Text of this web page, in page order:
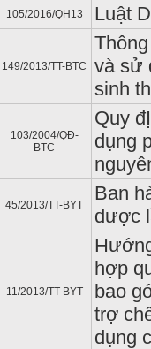
105/2016/QH13 Luật
149/2013/TT-BTC
và sử
sinh
103/2004/QĐ-
BTC
Quy
dụng
45/2013/TT-BYT
Ban
dược
11/2013/TT-BYT
hợp
bao
trợ
dụng